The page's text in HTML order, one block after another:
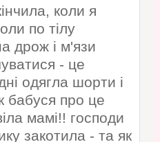
коли я
по тілу
дрож і м'язи
- це
одягла шорти і
бабуся про це
мамі!! господи
закотила - та як